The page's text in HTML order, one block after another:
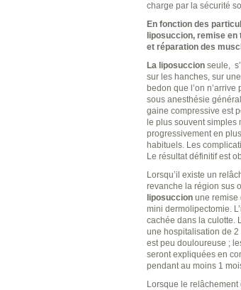
charge par la sécurité
En fonction des
liposuccion, remise
et réparation des
La liposuccion seule,
sur les hanches, sur
bedon que l’on
sous anesthésie
gaine compressive est
le plus souvent
progressivement en
habituels. Les
Le résultat définitif est
Lorsqu’il existe un
revanche la région sus
liposuccion une remise
mini dermolipectomie.
cachée dans la culotte.
une hospitalisation de 2
est peu douloureuse ;
seront expliquées en
pendant au moins 1
Lorsque le